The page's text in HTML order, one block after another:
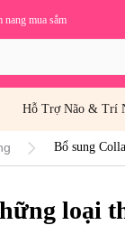
nang mua sắm
Hỗ Trợ Não & Trí
Bổ sung
loại